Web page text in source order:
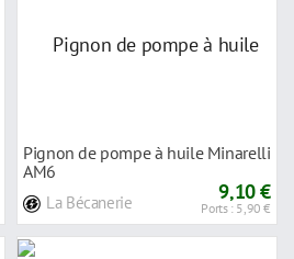
Pignon de pompe à huile Minarelli
AM6
La Bécanerie 9,10 €
Ports : 5,90 €